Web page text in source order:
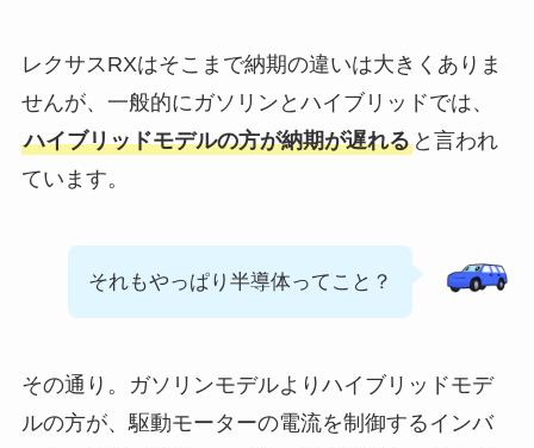
レクサスRXはそこまで納期の違いは大きくありま
せんが、一般的にガソリンとハイブリッドでは、
ハイブリッドモデルの方が納期が遅れると言われ
ています。
それもやっぱり半導体ってこと？
その通り。ガソリンモデルよりハイブリッドモデ
ルの方が、駆動モーターの電流を制御するインバ